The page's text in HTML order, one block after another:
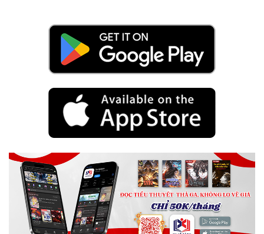
Khoa Huyễn Không Gian
Kỳ Huyễn